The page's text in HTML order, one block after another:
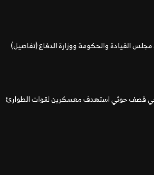
القيادة والحكومة ووزارة الدفاع (تفاصيل)
45 جندياً في قصف حوثي استهدف معسكرين لقوات الطوارئ